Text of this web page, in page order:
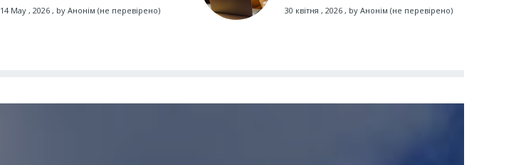
14 May , 2026, by Анонім (не перевірено) 30 квітня , 2026, by Анонім (не перевірено)